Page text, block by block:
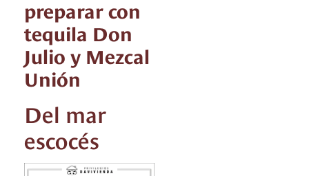
preparar con
tequila Don
Julio y Mezcal
Unión
Del mar
escocés